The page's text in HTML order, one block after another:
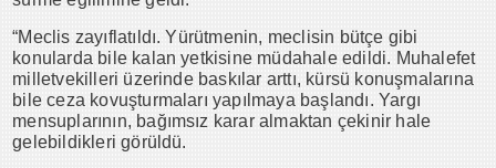
“Meclis zayıflatıldı. Yürütmenin, meclisin bütçe gibi
konularda bile kalan yetkisine müdahale edildi. Muhalefet
milletvekilleri üzerinde baskılar arttı, kürsü konuşmalarına
bile ceza kovuşturmaları yapılmaya başlandı. Yargı
mensuplarının, bağımsız karar almaktan çekinir hale
gelebildikleri görüldü.